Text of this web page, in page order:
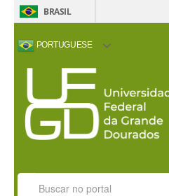
BRASIL
PORTUGUESE
ACESSIBILIDADE ALTO CONTRASTE